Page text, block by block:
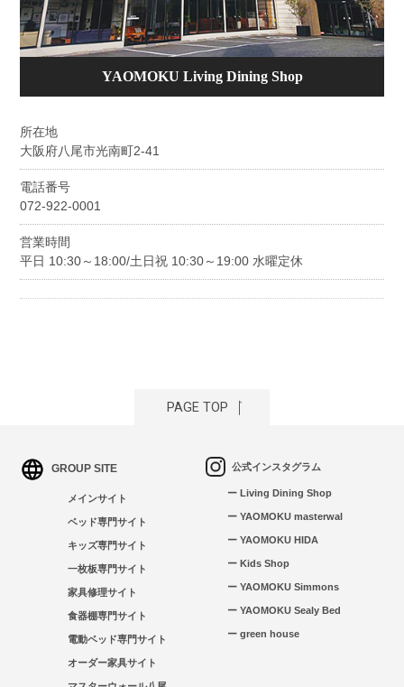
YAOMOKU Living Dining Shop
所在地
大阪府八尾市光南町2-41
電話番号
072-922-0001
営業時間
平日 10:30～18:00/土日祝 10:30～19:00 水曜定休
GROUP SITE
メインサイト
ベッド専門サイト
キッズ専門サイト
一枚板専門サイト
家具修理サイト
食器棚専門サイト
電動ベッド専門サイト
オーダー家具サイト
公式インスタグラム
ー Living Dining Shop
ー YAOMOKU masterwal
ー YAOMOKU HIDA
ー Kids Shop
ー YAOMOKU Simmons
ー YAOMOKU Sealy Bed
ー green house
PAGE TOP